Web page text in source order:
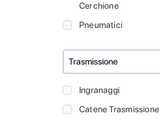
Cerchione
Pneumatici
Trasmissione
Ingranaggi
Catene Trasmissione